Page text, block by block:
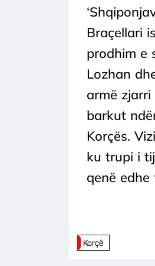
Braçellari
prodhim e
Lozhan
armë
barkut
Korçës.
ku trupi i
qenë
Korçë